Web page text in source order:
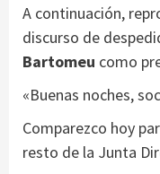
A continuación,
discurso de
Bartomeu como
«Buenas noches,
Comparezco hoy
resto de la Junta